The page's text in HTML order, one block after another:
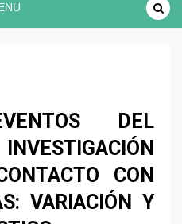
DEL
CON
VARIACIÓN Y